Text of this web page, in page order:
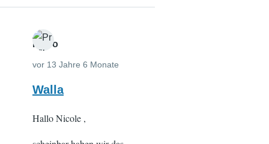
Fulco
vor 13 Jahre 6 Monate
Walla
Hallo Nicole ,